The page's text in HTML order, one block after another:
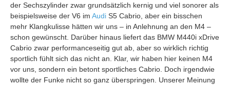
der Sechszylinder zwar grundsätzlich kernig und viel sonorer als
beispielsweise der V6 im Audi S5 Cabrio, aber ein bisschen
mehr Klangkulisse hätten wir uns – in Anlehnung an den M4 –
schon gewünscht. Darüber hinaus liefert das BMW M440i xDrive
Cabrio zwar performanceseitig gut ab, aber so wirklich richtig
sportlich fühlt sich das nicht an. Klar, wir haben hier keinen M4
vor uns, sondern ein betont sportliches Cabrio. Doch irgendwie
wollte der Funke nicht so ganz überspringen. Unserer Meinung